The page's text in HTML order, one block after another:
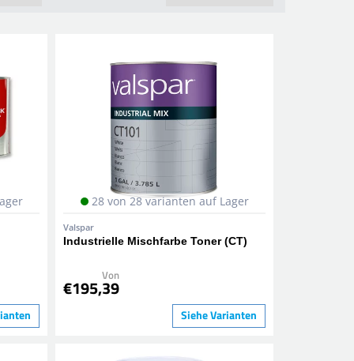
28 von 28 varianten auf Lager
Valspar
Industrielle Mischfarbe Toner (CT)
Von
€195,39
Siehe Varianten